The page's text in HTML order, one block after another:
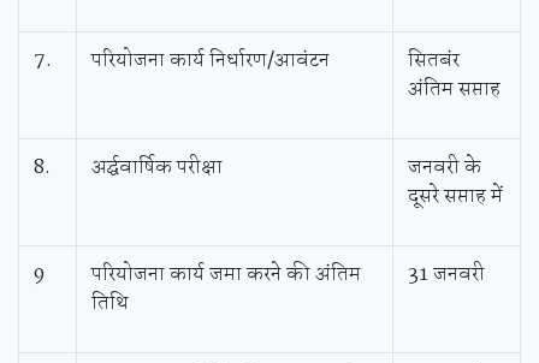
7. परियोजना कार्य निर्धारण/आवंटन
सितबंर
अंतिम सप्ताह
8. अर्द्घवार्षिक परीक्षा
जनवरी के
दूसरे सप्ताह में
9
परियोजना कार्य जमा करने की अंतिम
तिथि
31 जनवरी